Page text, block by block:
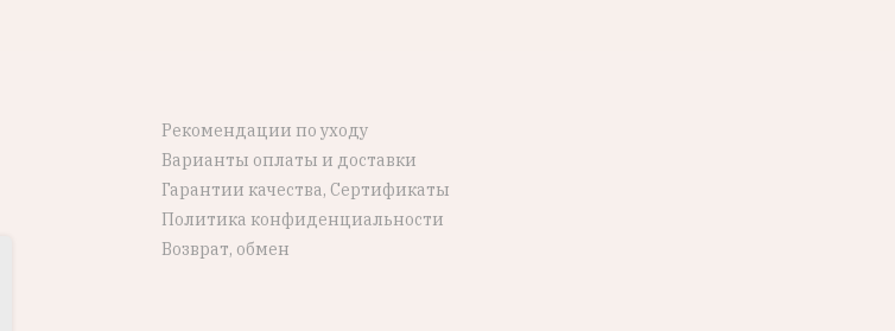
Рекомендации по уходу
Варианты оплаты и доставки
Гарантии качества, Сертификаты
Политика конфиденциальности
Возврат, обмен